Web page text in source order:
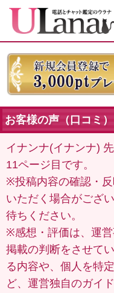
お客様の声（口コミ
イナンナ(イナンナ)
11ページ目です。
※投稿内容の確認・
いただく場合がござ
待ちください。
※感想・評価は、運営
掲載の判断をさせて
る内容や、個人を特
ど、運営独自のガイ